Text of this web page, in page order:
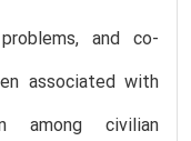
and co-
associated with
among civilian